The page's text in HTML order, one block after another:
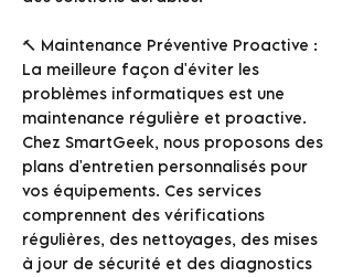
🔨 Maintenance Préventive Proactive :
La meilleure façon d'éviter les
problèmes informatiques est une
maintenance régulière et proactive.
Chez SmartGeek, nous proposons des
plans d'entretien personnalisés pour
vos équipements. Ces services
comprennent des vérifications
régulières, des nettoyages, des mises
à jour de sécurité et des diagnostics